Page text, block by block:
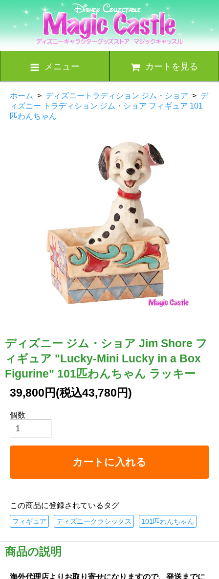
メニュー カートを見る
ホーム > ディズニートラディション ジム・ショア > デ
ィズニー トラディション ジム・ショア フィギュア 101
匹わんちゃん
ディズニー ジム・ショア Jim Shore フ
ィギュア "Lucky-Mini Lucky in a Box
Figurine" 101匹わんちゃん ラッキー
39,800円(税込43,780円)
個数
カートに入れる
この商品に登録されているタグ
フィギュア ディズニークラシックス 101匹わんちゃん
商品の説明
海外代理店よりお取り寄せになりますので、発送までに